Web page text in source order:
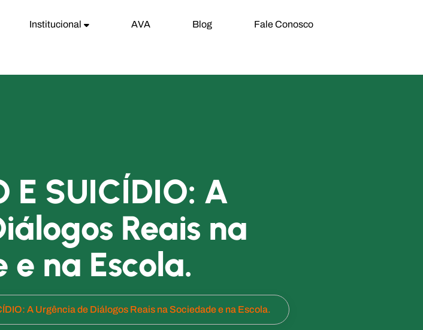
Institucional AVA Blog Fale Conosco
E SUICÍDIO: A
Reais na
e na Escola.
A Urgência de Diálogos Reais na Sociedade e na Escola.